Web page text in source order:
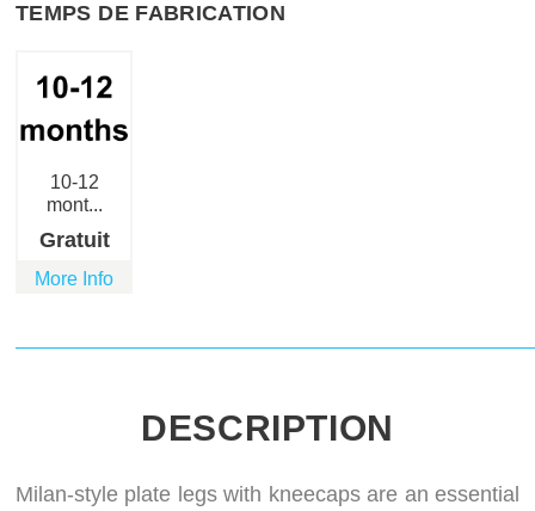
TEMPS DE FABRICATION
10-12
mont...
Gratuit
More Info
DESCRIPTION
Milan-style plate legs with kneecaps are an essential